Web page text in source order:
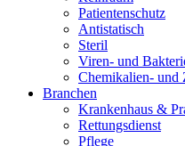
Patientenschutz
Antistatisch
Steril
Viren- und
Chemikalien- und
Branchen
Krankenhaus &
Rettungsdienst
Pflege